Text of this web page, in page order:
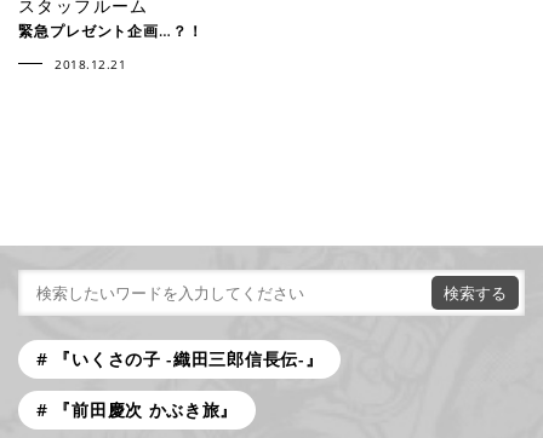
スタッフルーム
緊急プレゼント企画…？！
2018.12.21
『いくさの子 -織田三郎信長伝-』
『前田慶次 かぶき旅』